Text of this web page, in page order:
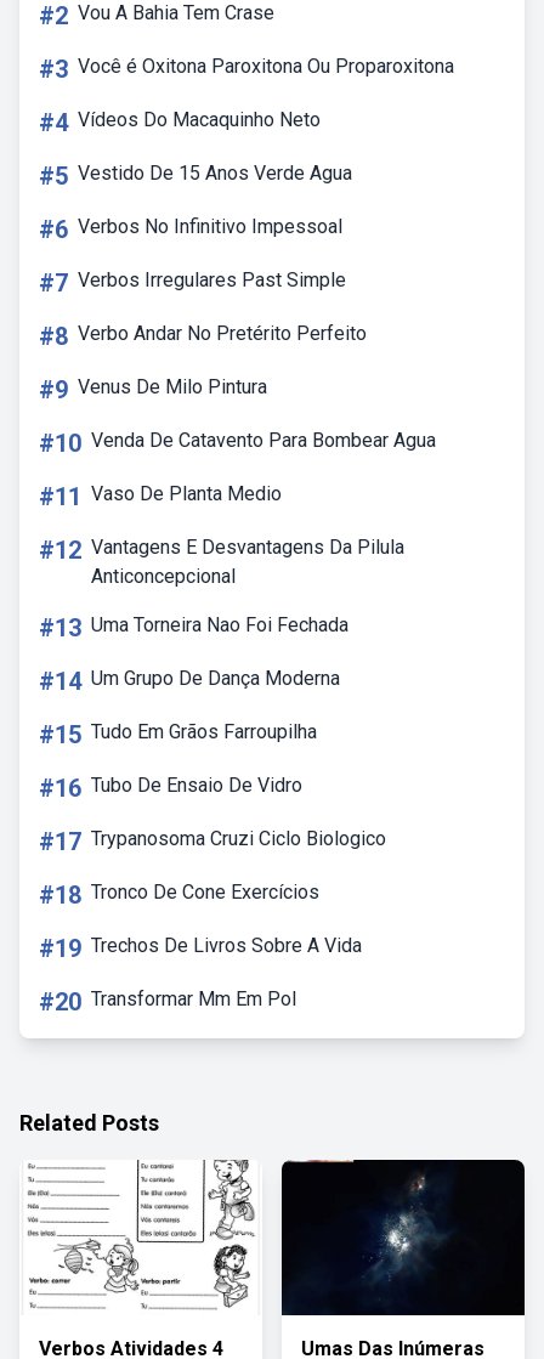
#2 Vou A Bahia Tem Crase
#3 Você é Oxitona Paroxitona Ou Proparoxitona
#4 Vídeos Do Macaquinho Neto
#5 Vestido De 15 Anos Verde Agua
#6 Verbos No Infinitivo Impessoal
#7 Verbos Irregulares Past Simple
#8 Verbo Andar No Pretérito Perfeito
#9 Venus De Milo Pintura
#10 Venda De Catavento Para Bombear Agua
#11 Vaso De Planta Medio
#12 Vantagens E Desvantagens Da Pilula
Anticoncepcional
#13 Uma Torneira Nao Foi Fechada
#14 Um Grupo De Dança Moderna
#15 Tudo Em Grãos Farroupilha
#16 Tubo De Ensaio De Vidro
#17 Trypanosoma Cruzi Ciclo Biologico
#18 Tronco De Cone Exercícios
#19 Trechos De Livros Sobre A Vida
#20 Transformar Mm Em Pol
Related Posts
Verbos Atividades 4 Umas Das Inúmeras